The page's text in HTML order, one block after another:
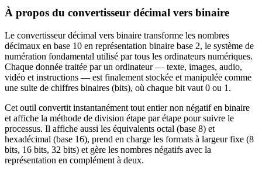
À propos du convertisseur décimal vers binaire
Le convertisseur décimal vers binaire transforme les nombres
décimaux en base 10 en représentation binaire base 2, le système de
numération fondamental utilisé par tous les ordinateurs numériques.
Chaque donnée traitée par un ordinateur — texte, images, audio,
vidéo et instructions — est finalement stockée et manipulée comme
une suite de chiffres binaires (bits), où chaque bit vaut 0 ou 1.
Cet outil convertit instantanément tout entier non négatif en binaire
et affiche la méthode de division étape par étape pour suivre le
processus. Il affiche aussi les équivalents octal (base 8) et
hexadécimal (base 16), prend en charge les formats à largeur fixe (8
bits, 16 bits, 32 bits) et gère les nombres négatifs avec la
représentation en complément à deux.